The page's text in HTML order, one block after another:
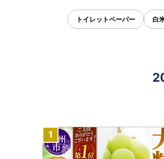
トイレットペーパー 白